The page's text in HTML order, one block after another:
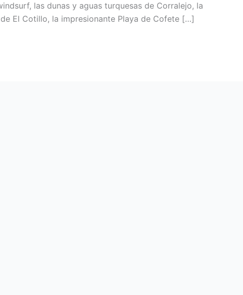
las dunas y aguas turquesas de Corralejo, la
El Cotillo, la impresionante Playa de Cofete […]